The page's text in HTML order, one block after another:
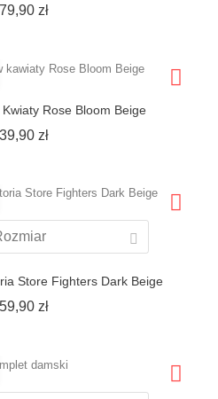
złCena
Rose Bloom Beige
złCena
Store Fighters Dark Beige
złCena